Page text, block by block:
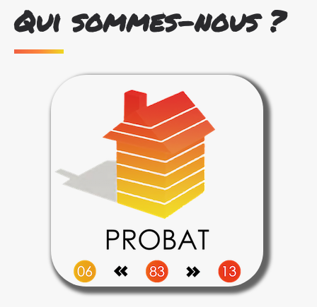
Qui sommes-nous ?